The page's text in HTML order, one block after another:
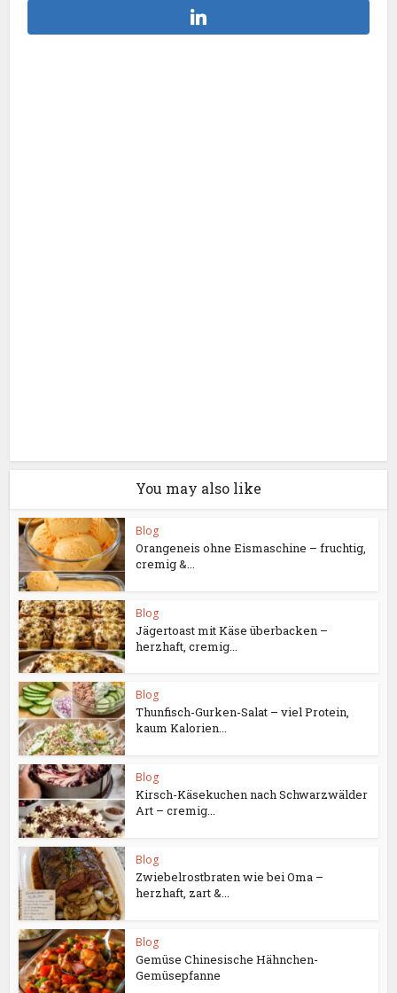
You may also like
Blog
Orangeneis ohne Eismaschine – fruchtig,
cremig &...
Blog
Jägertoast mit Käse überbacken –
herzhaft, cremig...
Blog
Thunfisch-Gurken-Salat – viel Protein,
kaum Kalorien...
Blog
Kirsch-Käsekuchen nach Schwarzwälder
Art – cremig...
Blog
Zwiebelrostbraten wie bei Oma –
herzhaft, zart &...
Blog
Gemüse Chinesische Hähnchen-
Gemüsepfanne